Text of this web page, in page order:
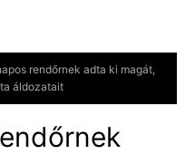
rendőrnek adta ki magát,
áldozatait